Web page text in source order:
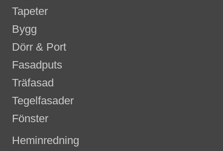
Tapeter
Bygg
Dörr & Port
Fasadputs
Träfasad
Tegelfasader
Fönster
Heminredning